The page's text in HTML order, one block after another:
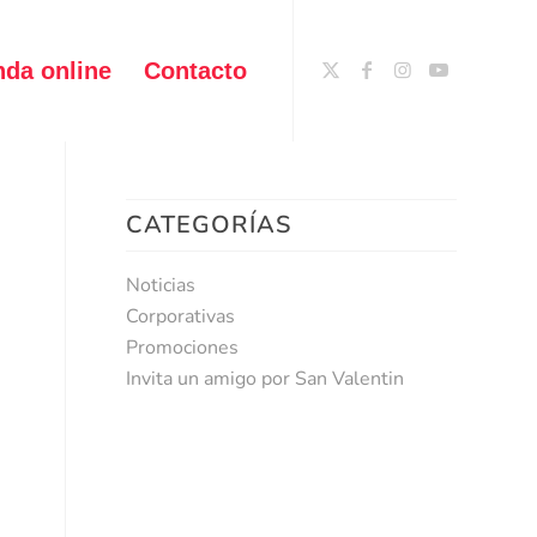
online Contacto
CATEGORÍAS
Noticias
Corporativas
Promociones
Invita un amigo por San Valentin